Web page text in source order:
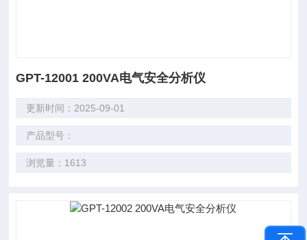
GPT-12001 200VA电气安全分析仪
更新时间：2025-09-01
产品型号：
浏览量：1613